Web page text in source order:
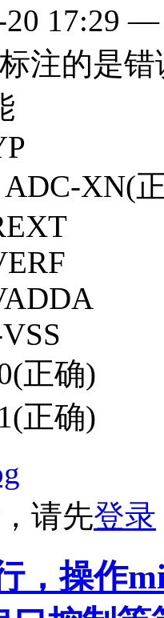
20 17:29
注的是错
ADC-XN(
正确)
正确)
请先登录
，操作